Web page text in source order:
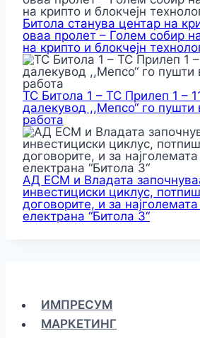
Битола станува центар на
оваа пролет – Голем собир
на крипто и блокчејн
ТС Битола 1 – ТС Прилеп 1 –
далекувод ,,Мепсо“ го пушти
работа
АД ЕСМ и Владата
инвестициски циклус,
договорите, и за
електрана “Битола 3“
ИМПРЕСУМ
МАРКЕТИНГ